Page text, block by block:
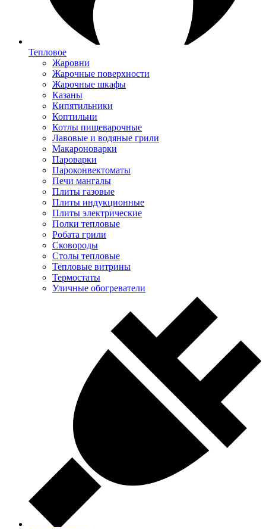
Тепловое
Жаровни
Жарочные поверхности
Жарочные шкафы
Казаны
Кипятильники
Коптильни
Котлы пищеварочные
Лавовые и водяные грили
Макароноварки
Пароварки
Пароконвектоматы
Печи мангалы
Плиты газовые
Плиты индукционные
Плиты электрические
Полки тепловые
Робата грили
Сковороды
Столы тепловые
Тепловые витрины
Термостаты
Уличные обогреватели